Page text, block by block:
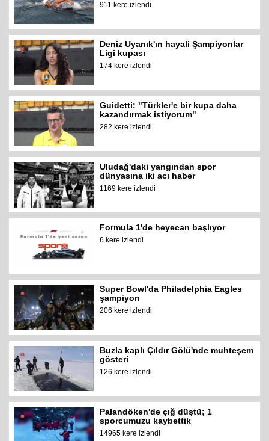
911 kere izlendi
Deniz Uyanık'ın hayali Şampiyonlar
Ligi kupası
174 kere izlendi
Guidetti: "Türkler'e bir kupa daha
kazandırmak istiyorum"
282 kere izlendi
Uludağ'daki yangından spor
dünyasına iki acı haber
1169 kere izlendi
Formula 1'de heyecan başlıyor
6 kere izlendi
Super Bowl'da Philadelphia Eagles
şampiyon
206 kere izlendi
Buzla kaplı Çıldır Gölü'nde muhteşem
gösteri
126 kere izlendi
Palandöken'de çığ düştü; 1
sporcumuzu kaybettik
14965 kere izlendi